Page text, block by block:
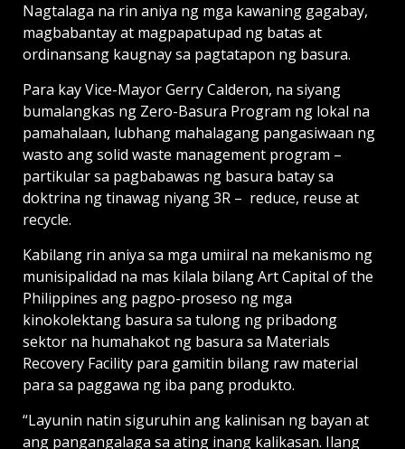
Nagtalaga na rin aniya ng mga kawaning gagabay,
magbabantay at magpapatupad ng batas at
ordinansang kaugnay sa pagtatapon ng basura.
Para kay Vice-Mayor Gerry Calderon, na siyang
bumalangkas ng Zero-Basura Program ng lokal na
pamahalaan, lubhang mahalagang pangasiwaan ng
wasto ang solid waste management program –
partikular sa pagbabawas ng basura batay sa
doktrina ng tinawag niyang 3R – reduce, reuse at
recycle.
Kabilang rin aniya sa mga umiiral na mekanismo ng
munisipalidad na mas kilala bilang Art Capital of the
Philippines ang pagpo-proseso ng mga
kinokolektang basura sa tulong ng pribadong
sektor na humahakot ng basura sa Materials
Recovery Facility para gamitin bilang raw material
para sa paggawa ng iba pang produkto.
“Layunin natin siguruhin ang kalinisan ng bayan at
ang pangangalaga sa ating inang kalikasan. Ilang